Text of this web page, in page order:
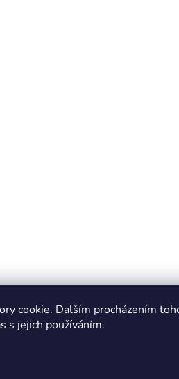
cookie. Dalším procházením
s jejich používáním.